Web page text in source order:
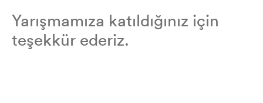
Yarışmamıza katıldığınız için
teşekkür ederiz.